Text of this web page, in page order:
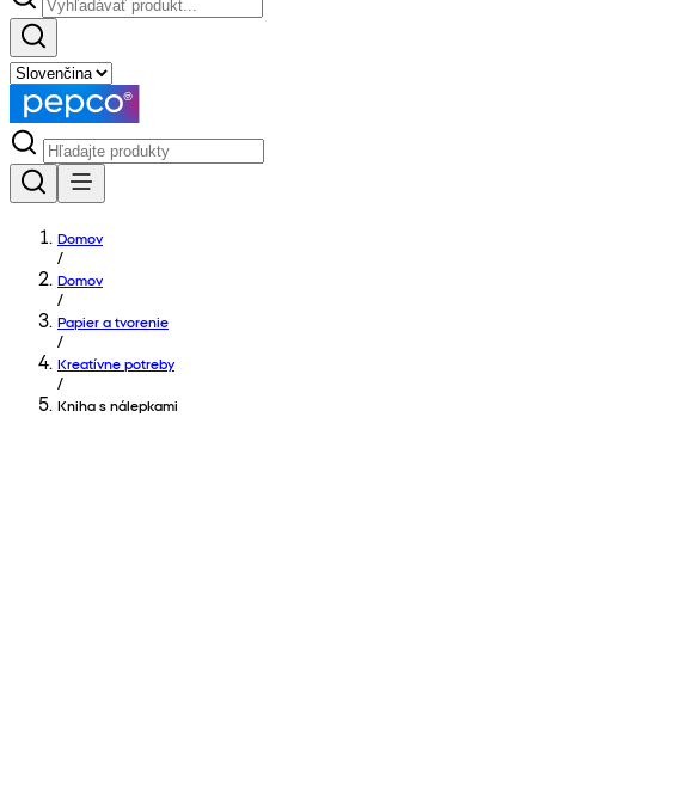
Domov
/
Domov
/
Papier a tvorenie
/
Kreatívne potreby
/
Kniha s nálepkami